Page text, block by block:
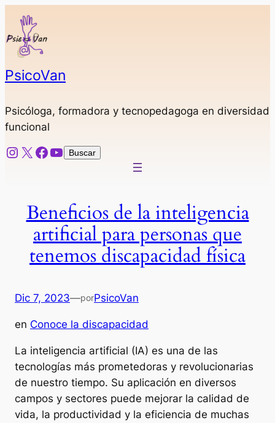
Saltar
contenido
PsicoVan
Psicóloga, formadora y tecnopedagoga en diversidad
funcional
Instagram
X Facebook
YouTube
Buscar
Buscar
Beneficios de la inteligencia
artificial para personas que
tenemos discapacidad física
Dic 7, 2023—porPsicoVan
en Conoce la discapacidad
La inteligencia artificial (IA) es una de las
tecnologías más prometedoras y revolucionarias
de nuestro tiempo. Su aplicación en diversos
campos y sectores puede mejorar la calidad de
vida, la productividad y la eficiencia de muchas